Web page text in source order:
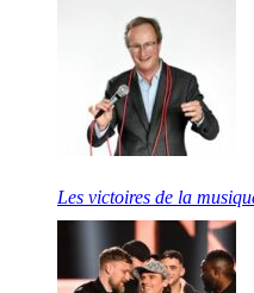
Les victoires de la